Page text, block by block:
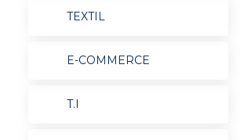
TEXTIL
E-COMMERCE
T.I